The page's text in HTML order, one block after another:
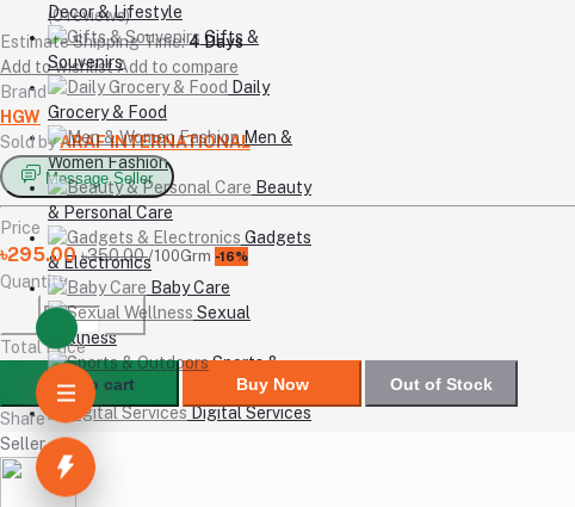
Decor & Lifestyle
Gifts &
Souvenirs
Daily
Grocery & Food
Men &
Women Fashion
Beauty
& Personal Care
Gadgets
& Electronics
Baby Care
Sexual
Wellness
Sports &
Outdoors
Digital Services
(0 reviews)
Estimate Shipping Time:4 Days
Add to wishlistAdd to compare
Brand
HGW
Sold byARAF INTERNATIONAL
Message Seller
Price
৳295.00৳350.00/100Grm -16%
Quantity
Total Price
Add to cart
Buy Now
Out of Stock
Share
Seller